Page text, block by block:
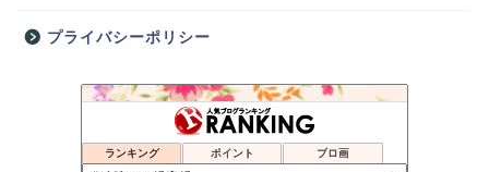
プライバシーポリシー
ランキング ポイント ブロ画
のんびり好きの家族の日記~自閉症の子供がいる生活~
発達凸凹くんの取り扱い説明書
21位 成人吃音者(きつおん・どもり)のブログ